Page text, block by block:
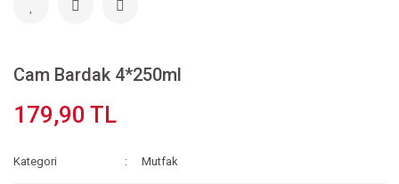
Cam Bardak 4*250ml
179,90 TL
Kategori Mutfak